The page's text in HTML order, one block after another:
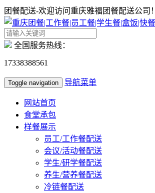
团餐配送-欢迎访问重庆雅福团餐配送公司！
全国服务热线：
17338388561
Toggle navigation 导航菜单
网站首页
食堂承包
样餐展示
员工/工作餐配送
会议/活动餐配送
学生/研学餐配送
养生/营养餐配送
冷链餐配送